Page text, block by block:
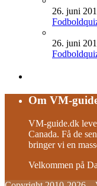
26. juni
26. juni
Om VM-
VM-guide.dk
Canada. Få de
bringer vi en
Velkommen på